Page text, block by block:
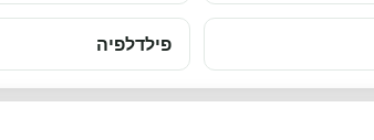
פילדלפיה